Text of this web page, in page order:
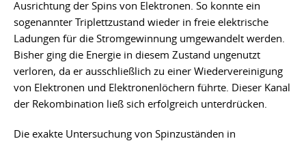
Ausrichtung der Spins von Elektronen. So konnte ein
sogenannter Triplettzustand wieder in freie elektrische
Ladungen für die Stromgewinnung umgewandelt werden.
Bisher ging die Energie in diesem Zustand ungenutzt
verloren, da er ausschließlich zu einer Wiedervereinigung
von Elektronen und Elektronenlöchern führte. Dieser Kanal
der Rekombination ließ sich erfolgreich unterdrücken.
Die exakte Untersuchung von Spinzuständen in